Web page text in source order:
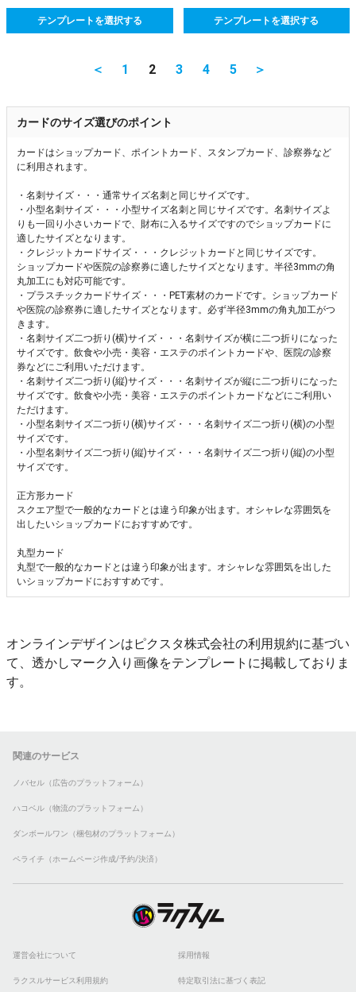
テンプレートを選択する テンプレートを選択する
＜ 1 2 3 4 5 ＞
カードのサイズ選びのポイント
カードはショップカード、ポイントカード、スタンプカード、診察券など
に利用されます。
・名刺サイズ・・・通常サイズ名刺と同じサイズです。
・小型名刺サイズ・・・小型サイズ名刺と同じサイズです。名刺サイズよ
りも一回り小さいカードで、財布に入るサイズですのでショップカードに
適したサイズとなります。
・クレジットカードサイズ・・・クレジットカードと同じサイズです。
ショップカードや医院の診察券に適したサイズとなります。半径3mmの角
丸加工にも対応可能です。
・プラスチックカードサイズ・・・PET素材のカードです。ショップカード
や医院の診察券に適したサイズとなります。必ず半径3mmの角丸加工がつ
きます。
・名刺サイズ二つ折り(横)サイズ・・・名刺サイズが横に二つ折りになった
サイズです。飲食や小売・美容・エステのポイントカードや、医院の診察
券などにご利用いただけます。
・名刺サイズ二つ折り(縦)サイズ・・・名刺サイズが縦に二つ折りになった
サイズです。飲食や小売・美容・エステのポイントカードなどにご利用い
ただけます。
・小型名刺サイズ二つ折り(横)サイズ・・・名刺サイズ二つ折り(横)の小型
サイズです。
・小型名刺サイズ二つ折り(縦)サイズ・・・名刺サイズ二つ折り(縦)の小型
サイズです。
正方形カード
スクエア型で一般的なカードとは違う印象が出ます。オシャレな雰囲気を
出したいショップカードにおすすめです。
丸型カード
丸型で一般的なカードとは違う印象が出ます。オシャレな雰囲気を出した
いショップカードにおすすめです。
オンラインデザインはピクスタ株式会社の利用規約に基づい
て、透かしマーク入り画像をテンプレートに掲載しておりま
す。
関連のサービス
ノバセル（広告のプラットフォーム）
ハコベル（物流のプラットフォーム）
ダンボールワン（梱包材のプラットフォーム）
ペライチ（ホームページ作成/予約/決済）
運営会社について 採用情報
ラクスルサービス利用規約 特定取引法に基づく表記